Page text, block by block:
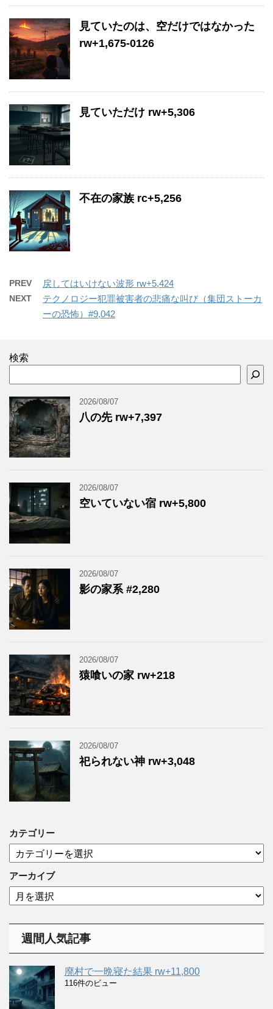
見ていたのは、空だけではなかった
rw+1,675-0126
見ていただけ rw+5,306
不在の家族 rc+5,256
PREV 戻してはいけない波形 rw+5,424
NEXT
テクノロジー犯罪被害者の悲痛な叫び（集団ストーカ
ーの恐怖）#9,042
検索
2026/08/07
八の先 rw+7,397
2026/08/07
空いていない宿 rw+5,800
2026/08/07
影の家系 #2,280
2026/08/07
猿喰いの家 rw+218
2026/08/07
祀られない神 rw+3,048
カテゴリー
テ
ゴ
リ
ー
アーカイブ
ア
ー
週間人気記事
廃村で一晩寝た結果 rw+11,800
116件のビュー